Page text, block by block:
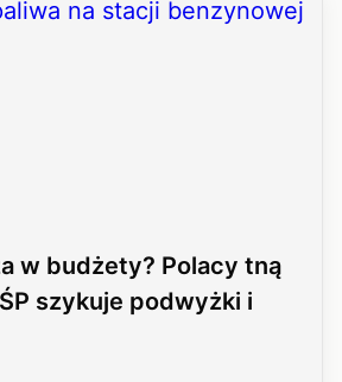
w budżety? Polacy tną
szykuje podwyżki i